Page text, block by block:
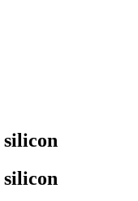
silicon
silicon